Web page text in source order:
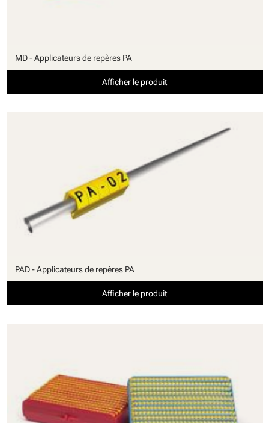
MD - Applicateurs de repères PA
Afficher le produit
PAD - Applicateurs de repères PA
Afficher le produit